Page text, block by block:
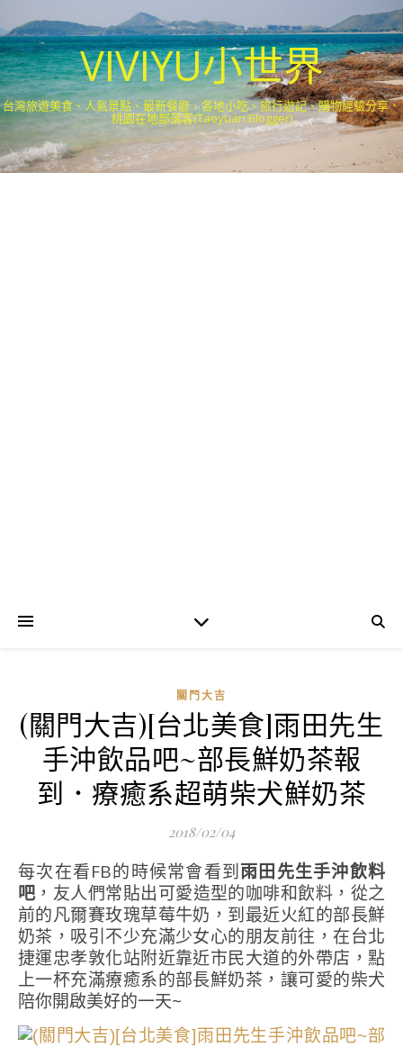
VIVIYU小世界
台灣旅遊美食、人氣景點、最新餐廳、各地小吃、旅行遊記、購物經驗分享．
桃園在地部落客(Taoyuan Blogger)
關門大吉
(關門大吉)[台北美食]雨田先生
手沖飲品吧~部長鮮奶茶報
到．療癒系超萌柴犬鮮奶茶
2018/02/04
每次在看FB的時候常會看到雨田先生手沖飲料
吧 ，友人們常貼出可愛造型的咖啡和飲料，從之
前的凡爾賽玫瑰草莓牛奶，到最近火紅的部長鮮
奶茶，吸引不少充滿少女心的朋友前往，在台北
捷運忠孝敦化站附近靠近市民大道的外帶店，點
上一杯充滿療癒系的部長鮮奶茶，讓可愛的柴犬
陪你開啟美好的一天~